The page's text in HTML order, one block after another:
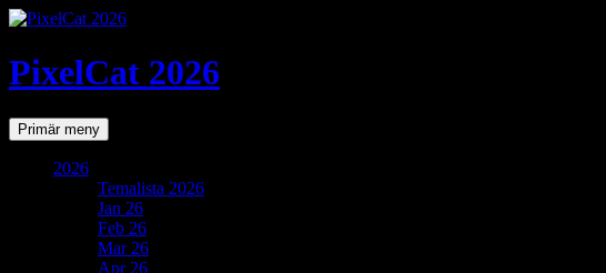
PixelCat 2026
SökPrimär meny Gå
till
2026
Temalista 2026
Jan 26
Feb 26
Mar 26
Apr 26